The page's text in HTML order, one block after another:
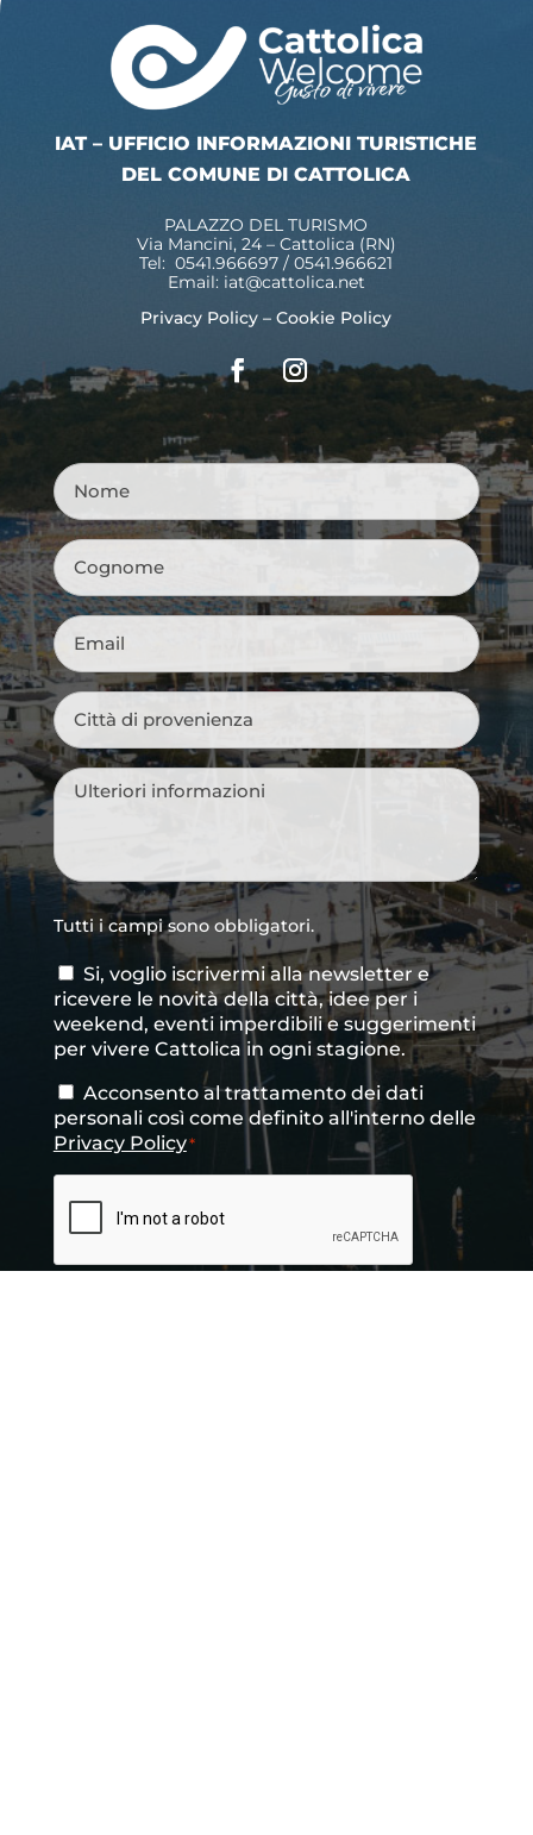
IAT – UFFICIO INFORMAZIONI TURISTICHE
DEL COMUNE DI CATTOLICA
PALAZZO DEL TURISMO
Via Mancini, 24 – Cattolica (RN)
Tel: 0541.966697 / 0541.966621
Email: iat@cattolica.net
Privacy Policy –Cookie Policy
Nome
Cognome
Email
Città
di
provenienza*
Messaggio
Tutti i campi sono obbligatori.
Consenso
newsletter
Si, voglio iscrivermi alla newsletter e
ricevere le novità della città, idee per i
weekend, eventi imperdibili e suggerimenti
per vivere Cattolica in ogni stagione.
Consenso*
Acconsento al trattamento dei dati
personali così come definito all'interno delle
Privacy Policy*